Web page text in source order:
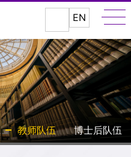
EN
教师队伍 博士后队伍